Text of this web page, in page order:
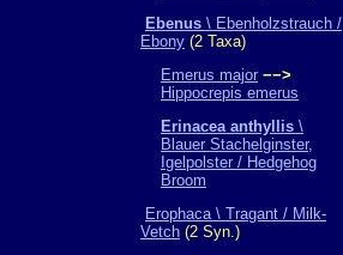
Ebenus \ Ebenholzstrauch /
Ebony (2 Taxa)
Emerus major −−>
Hippocrepis emerus
Erinacea anthyllis \
Blauer Stachelginster,
Igelpolster / Hedgehog
Broom
Erophaca \ Tragant / Milk-
Vetch (2 Syn.)